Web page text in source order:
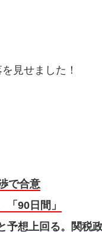
見せました！
で合意
90日間」
予想上回る。関税